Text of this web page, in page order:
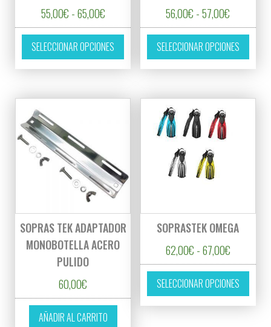
55,00€ -65,00€Rango de precios: desde 55,00€ hasta
SELECCIONAR OPCIONES
Este producto tiene múltiples variantes.
56,00€ - 57,00€
SELECCIONAR OPCIONES
Este
SOPRAS TEK ADAPTADOR
MONOBOTELLA ACERO
PULIDO
60,00€
AÑADIR AL CARRITO
SOPRASTEK OMEGA
62,00€ -67,00€Rango de
SELECCIONAR OPCIONES
Este